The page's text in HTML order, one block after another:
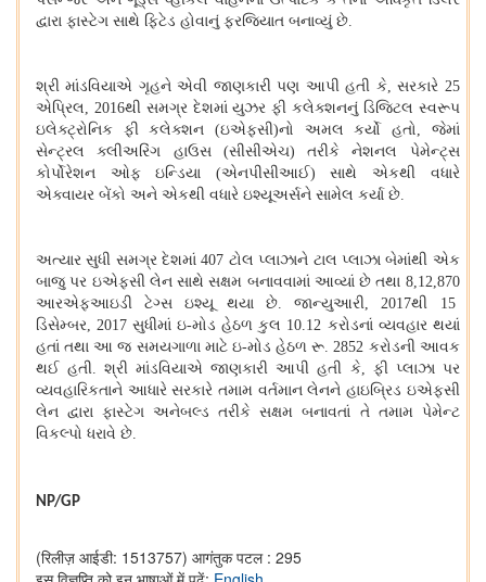
દ્વારા ફાસ્ટેગ સાથે ફિટેડ હોવાનું ફરજિયાત બનાવ્યું છે.
શ્રી માંડવિયાએ ગૃહને એવી જાણકારી પણ આપી હતી કે, સરકારે 25
એપ્રિલ, 2016થી સમગ્ર દેશમાં યુઝર ફી કલેક્શનનું ડિજિટલ સ્વરૂપ
ઇલેક્ટ્રોનિક ફી કલેક્શન (ઇએફસી)નો અમલ કર્યો હતો, જેમાં
સેન્ટ્રલ ક્લીઅરિંગ હાઉસ (સીસીએચ) તરીકે નેશનલ પેમેન્ટ્સ
કોર્પોરેશન ઓફ ઇન્ડિયા (એનપીસીઆઈ) સાથે એકથી વધારે
એક્વાયર બેંકો અને એકથી વધારે ઇશ્યૂઅર્સને સામેલ કર્યા છે.
અત્યાર સુધી સમગ્ર દેશમાં 407 ટોલ પ્લાઝાને ટાલ પ્લાઝા બેમાંથી એક
બાજુ પર ઇએફસી લેન સાથે સક્ષમ બનાવવામાં આવ્યાં છે તથા 8,12,870
આરએફઆઇડી ટેગ્સ ઇશ્યૂ થયા છે. જાન્યુઆરી, 2017થી 15
ડિસેમ્બર, 2017 સુધીમાં ઇ-મોડ હેઠળ કુલ 10.12 કરોડનાં વ્યવહાર થયાં
હતાં તથા આ જ સમયગાળા માટે ઇ-મોડ હેઠળ રૂ. 2852 કરોડની આવક
થઈ હતી. શ્રી માંડવિયાએ જાણકારી આપી હતી કે, ફી પ્લાઝા પર
વ્યવહારિકતાને આધારે સરકારે તમામ વર્તમાન લેનને હાઇબ્રિડ ઇએફસી
લેન દ્વારા ફાસ્ટેગ અનેબલ્ડ તરીકે સક્ષમ બનાવતાં તે તમામ પેમેન્ટ
વિકલ્પો ધરાવે છે.
NP/GP
(रिलीज़ आईडी: 1513757) आगंतुक पटल : 295